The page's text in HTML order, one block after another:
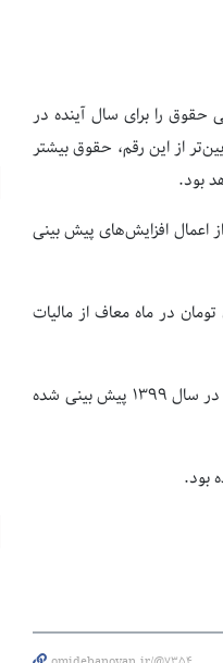
را برای سال آینده در
بود اما برای طبقات پایین‌تر از این رقم، حقوق بیشتر
که تاکید شده بعد از اعمال افزایش‌های پیش بینی
در ماه معاف از مالیات
این در حالی‌است که در سال جاری افزایش حقوق کارکنان ۲۵ درصد بر اساس آخرین حکم کارگزینی در سال ۱۳۹۹ پیش بینی شده